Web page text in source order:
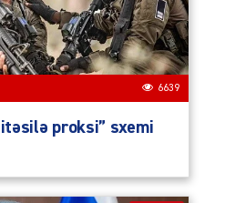
6639
proksi” sxemi